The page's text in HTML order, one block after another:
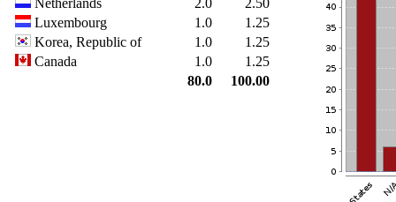
Netherlands
2.0
2.50
Luxembourg
1.0
1.25
Korea, Republic of
1.0
1.25
Canada
1.0
1.25
80.0
100.00